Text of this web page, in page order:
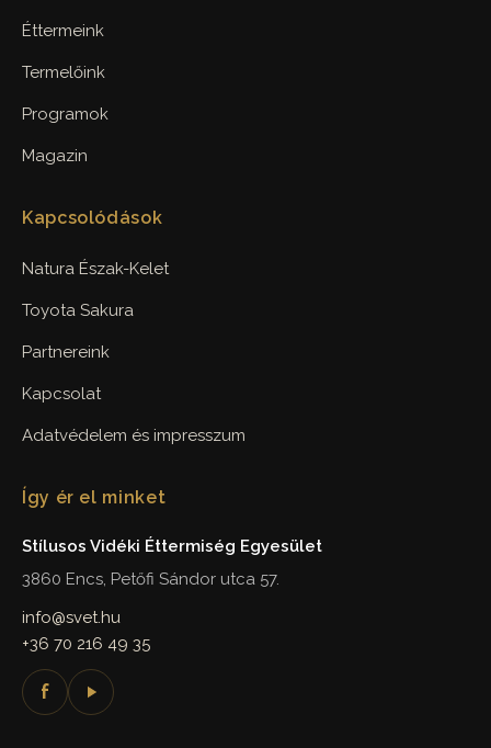
Éttermeink
Termelőink
Programok
Magazin
Kapcsolódások
Natura Észak-Kelet
Toyota Sakura
Partnereink
Kapcsolat
Adatvédelem és impresszum
Így ér el minket
Stílusos Vidéki Éttermiség Egyesület
3860 Encs, Petőfi Sándor utca 57.
info@svet.hu
+36 70 216 49 35
f